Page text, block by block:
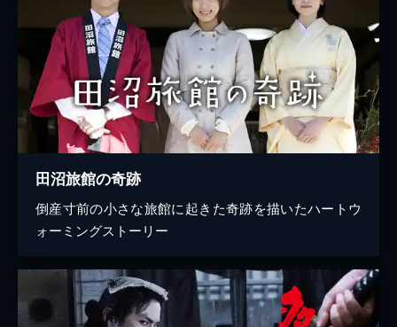
田沼旅館の奇跡
倒産寸前の小さな旅館に起きた奇跡を描いたハートウ
ォーミングストーリー